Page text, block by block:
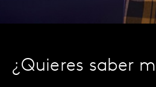
¿Quieres saber